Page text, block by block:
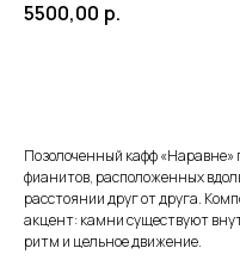
5500,00 р.
Позолоченный кафф «Наравне»
фианитов, расположенных
расстоянии друг от друга.
акцент: камни существуют
ритм и цельное движение.